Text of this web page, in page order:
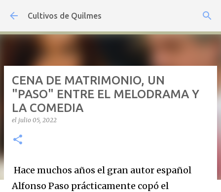
Ir al contenido principal
Cultivos de Quilmes
CENA DE MATRIMONIO, UN
"PASO" ENTRE EL MELODRAMA Y
LA COMEDIA
el julio 05, 2022
Hace muchos años el gran autor español
Alfonso Paso prácticamente copó el